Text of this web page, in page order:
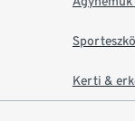
Kerti &